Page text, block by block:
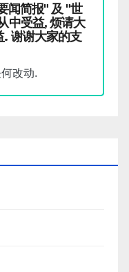
闻简报" 及 "世
中受益, 烦请大
. 谢谢大家的支
改动.